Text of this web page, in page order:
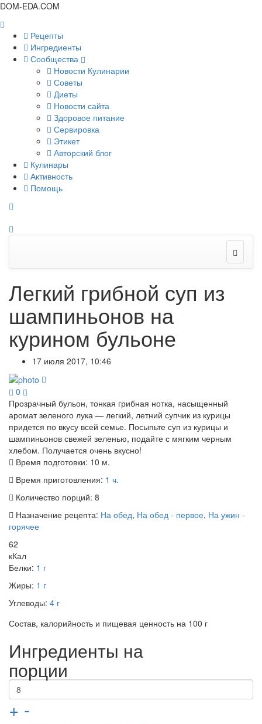
DOM-EDA.COM
Рецепты
Ингредиенты
Сообщества
Новости Кулинарии
Советы
Диеты
Новости сайта
Здоровое питание
Сервировка
Этикет
Авторский блог
Кулинары
Активность
Помощь
Легкий грибной суп из
шампиньонов на
курином бульоне
17 июля 2017, 10:46
0
Прозрачный бульон, тонкая грибная нотка, насыщенный
аромат зеленого лука — легкий, летний супчик из курицы
придется по вкусу всей семье. Посыпьте суп из курицы и
шампиньонов свежей зеленью, подайте с мягким черным
хлебом. Получается очень вкусно!
Время подготовки: 10 м.
Время приготовления: 1 ч.
Количество порций: 8
Назначение рецепта: На обед, На обед - первое, На ужин -
горячее
62
кКал
Белки: 1 г
Жиры: 1 г
Углеводы: 4 г
Состав, калорийность и пищевая ценность на 100 г
Ингредиенты на
порции
+ -